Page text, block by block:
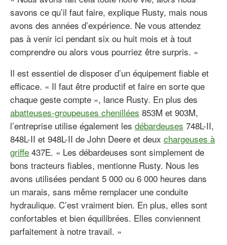
savons ce qu’il faut faire, explique Rusty, mais nous
avons des années d’expérience. Ne vous attendez
pas à venir ici pendant six ou huit mois et à tout
comprendre ou alors vous pourriez être surpris. »
Il est essentiel de disposer d’un équipement fiable et
efficace. « Il faut être productif et faire en sorte que
chaque geste compte », lance Rusty. En plus des
abatteuses-groupeuses chenillées 853M et 903M,
l’entreprise utilise également les débardeuses 748L-II,
848L-II et 948L-II de John Deere et deux chargeuses à
griffe 437E. « Les débardeuses sont simplement de
bons tracteurs fiables, mentionne Rusty. Nous les
avons utilisées pendant 5 000 ou 6 000 heures dans
un marais, sans même remplacer une conduite
hydraulique. C’est vraiment bien. En plus, elles sont
confortables et bien équilibrées. Elles conviennent
parfaitement à notre travail. »